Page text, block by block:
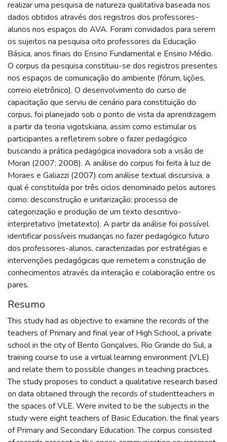
realizar uma pesquisa de natureza qualitativa baseada nos
dados obtidos através dos registros dos professores-
alunos nos espaços do AVA. Foram convidados para serem
os sujeitos na pesquisa oito professores da Educação
Básica, anos finais do Ensino Fundamental e Ensino Médio.
O corpus da pesquisa constituiu-se dos registros presentes
nos espaços de comunicação do ambiente (fórum, lições,
correio eletrônico). O desenvolvimento do curso de
capacitação que serviu de cenário para constituição do
corpus, foi planejado sob o ponto de vista da aprendizagem
a partir da teoria vigotskiana, assim como estimular os
participantes a refletirem sobre o fazer pedagógico
buscando a prática pedagógica inovadora sob a visão de
Moran (2007; 2008). A análise do corpus foi feita à luz de
Moraes e Galiazzi (2007) com análise textual discursiva, a
qual é constituída por três ciclos denominado pelos autores
como: desconstrução e unitarização; processo de
categorização e produção de um texto descritivo-
interpretativo (metatexto). A partir da análise foi possível
identificar possíveis mudanças no fazer pedagógico futuro
dos professores-alunos, caracterizadas por estratégias e
intervenções pedagógicas que remetem a construção de
conhecimentos através da interação e colaboração entre os
pares.
Resumo
This study had as objective to examine the records of the
teachers of Primary and final year of High School, a private
school in the city of Bento Gonçalves, Rio Grande do Sul, a
training course to use a virtual learning environment (VLE)
and relate them to possible changes in teaching practices.
The study proposes to conduct a qualitative research based
on data obtained through the records of studentteachers in
the spaces of VLE. Were invited to be the subjects in the
study were eight teachers of Basic Education, the final years
of Primary and Secondary Education. The corpus consisted